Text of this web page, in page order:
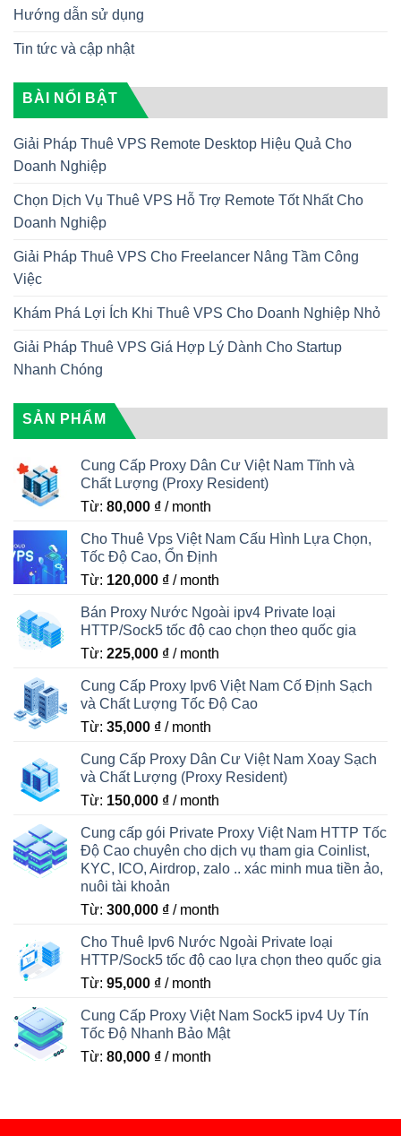
Hướng dẫn sử dụng
Tin tức và cập nhật
BÀI NỔI BẬT
Giải Pháp Thuê VPS Remote Desktop Hiệu Quả Cho
Doanh Nghiệp
Chọn Dịch Vụ Thuê VPS Hỗ Trợ Remote Tốt Nhất Cho
Doanh Nghiệp
Giải Pháp Thuê VPS Cho Freelancer Nâng Tầm Công
Việc
Khám Phá Lợi Ích Khi Thuê VPS Cho Doanh Nghiệp Nhỏ
Giải Pháp Thuê VPS Giá Hợp Lý Dành Cho Startup
Nhanh Chóng
SẢN PHẨM
Cung Cấp Proxy Dân Cư Việt Nam Tĩnh và
Chất Lượng (Proxy Resident)
Từ: 80,000 ₫ / month
Cho Thuê Vps Việt Nam Cấu Hình Lựa Chọn,
Tốc Độ Cao, Ổn Định
Từ: 120,000 ₫ / month
Bán Proxy Nước Ngoài ipv4 Private loại
HTTP/Sock5 tốc độ cao chọn theo quốc gia
Từ: 225,000 ₫ / month
Cung Cấp Proxy Ipv6 Việt Nam Cố Định Sạch
và Chất Lượng Tốc Độ Cao
Từ: 35,000 ₫ / month
Cung Cấp Proxy Dân Cư Việt Nam Xoay Sạch
và Chất Lượng (Proxy Resident)
Từ: 150,000 ₫ / month
Cung cấp gói Private Proxy Việt Nam HTTP Tốc
Độ Cao chuyên cho dịch vụ tham gia Coinlist,
KYC, ICO, Airdrop, zalo .. xác minh mua tiền ảo,
nuôi tài khoản
Từ: 300,000 ₫ / month
Cho Thuê Ipv6 Nước Ngoài Private loại
HTTP/Sock5 tốc độ cao lựa chọn theo quốc gia
Từ: 95,000 ₫ / month
Cung Cấp Proxy Việt Nam Sock5 ipv4 Uy Tín
Tốc Độ Nhanh Bảo Mật
Từ: 80,000 ₫ / month